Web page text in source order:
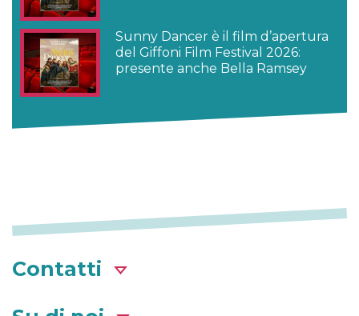
Sunny Dancer è il film d’apertura
del Giffoni Film Festival 2026:
presente anche Bella Ramsey
Contatti